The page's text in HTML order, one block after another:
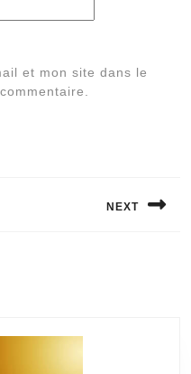
et mon site dans le
NEXT